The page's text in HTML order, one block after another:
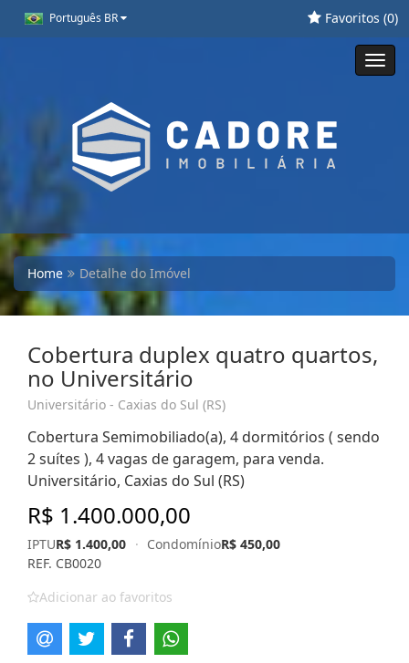
Português BR Favoritos (0)
Home Detalhe do Imóvel
Cobertura duplex quatro quartos,
no Universitário
Universitário - Caxias do Sul (RS)
Cobertura Semimobiliado(a), 4 dormitórios ( sendo
2 suítes ), 4 vagas de garagem, para venda.
Universitário, Caxias do Sul (RS)
R$ 1.400.000,00
IPTUR$ 1.400,00 · CondomínioR$ 450,00
REF. CB0020
Adicionar ao favoritos